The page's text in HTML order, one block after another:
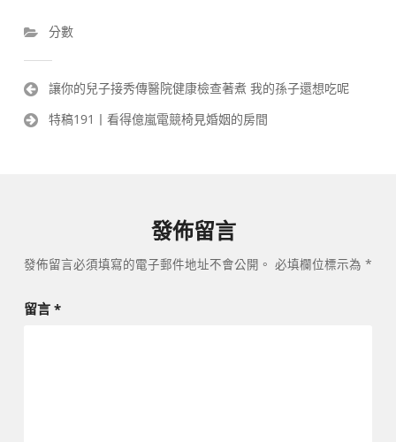
分數
文
導
讓你的兒子接秀傳醫院健康檢查著煮 我的孫子還想吃呢
特稿191丨看得億嵐電競椅見婚姻的房間
發佈留言
發佈留言必須填寫的電子郵件地址不會公開。 必填欄位標示為 *
留言 *